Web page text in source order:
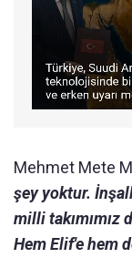
Mehmet Mete
şey yoktur.
milli takımımız
Hem Elif'e hem